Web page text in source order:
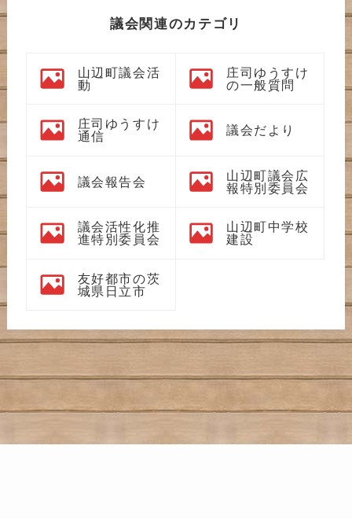
議会関連のカテゴリ
山辺町議会活
動
庄司ゆうすけ
の一般質問
庄司ゆうすけ
通信
議会だより
議会報告会
山辺町議会広
報特別委員会
議会活性化推
進特別委員会
山辺町中学校
建設
友好都市の茨
城県日立市